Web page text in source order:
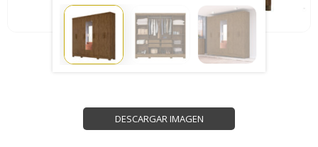
DESCARGAR IMAGEN